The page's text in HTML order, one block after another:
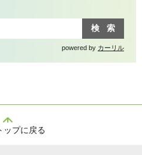
powered by カーリル
ップに戻る